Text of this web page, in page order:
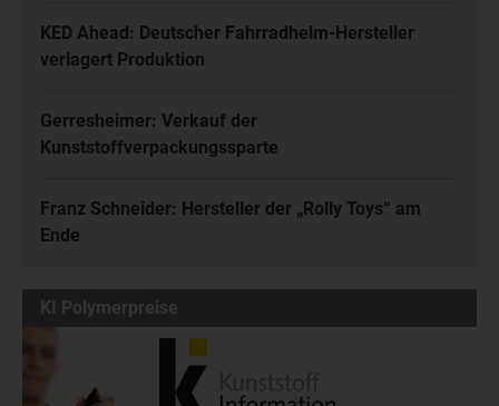
KED Ahead: Deutscher Fahrradhelm-Hersteller
verlagert Produktion
Gerresheimer: Verkauf der
Kunststoffverpackungssparte
Franz Schneider: Hersteller der „Rolly Toys“ am
Ende
KI Polymerpreise